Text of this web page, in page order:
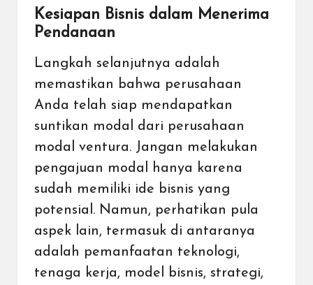
Kesiapan Bisnis dalam Menerima
Pendanaan
Langkah selanjutnya adalah
memastikan bahwa perusahaan
Anda telah siap mendapatkan
suntikan modal dari perusahaan
modal ventura. Jangan melakukan
pengajuan modal hanya karena
sudah memiliki ide bisnis yang
potensial. Namun, perhatikan pula
aspek lain, termasuk di antaranya
adalah pemanfaatan teknologi,
tenaga kerja, model bisnis, strategi,